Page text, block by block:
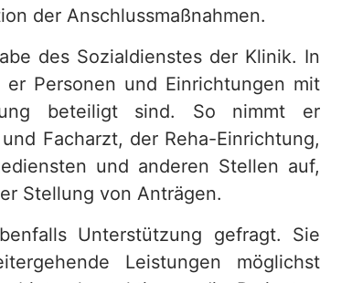
der Anschlussmaßnahmen.
des Sozialdienstes der Klinik. In
Personen und Einrichtungen mit
beteiligt sind. So nimmt er
Facharzt, der Reha-Einrichtung,
und anderen Stellen auf,
Stellung von Anträgen.
Unterstützung gefragt. Sie
Leistungen möglichst